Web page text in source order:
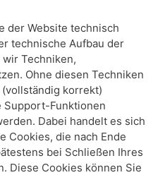
der Website technisch
technische Aufbau der
Techniken,
Ohne diesen Techniken
korrekt)
Support-Funktionen
Dabei handelt es sich
Cookies, die nach Ende
bei Schließen Ihres
Diese Cookies können Sie